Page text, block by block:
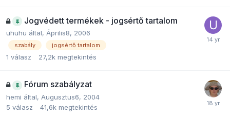
Jogvédett termékek - jogsértő tartalom
uhuhu által, Április8, 2006
szabály jogsértő tartalom
1 válasz 27,2k megtekintés
Fórum szabályzat
hemi által, Augusztus6, 2004
5 válasz 41,6k megtekintés